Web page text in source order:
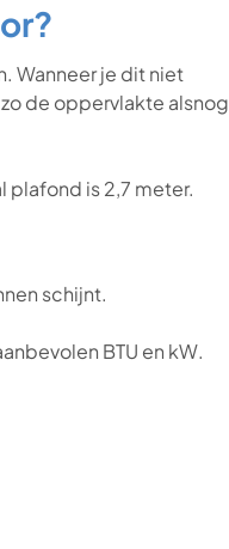
Wanneer je dit niet
de oppervlakte alsnog
plafond is 2,7 meter.
schijnt.
BTU en kW.